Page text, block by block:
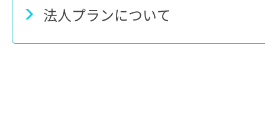
法人プランについて